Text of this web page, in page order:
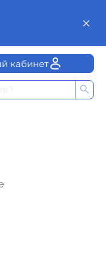
кабинет